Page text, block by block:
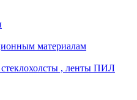
материалам
стеклохолсты , ленты ПИЛ